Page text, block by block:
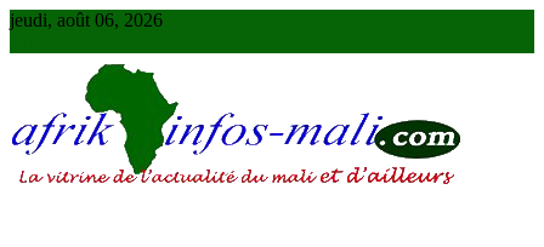
Skip
jeudi, août 06, 2026